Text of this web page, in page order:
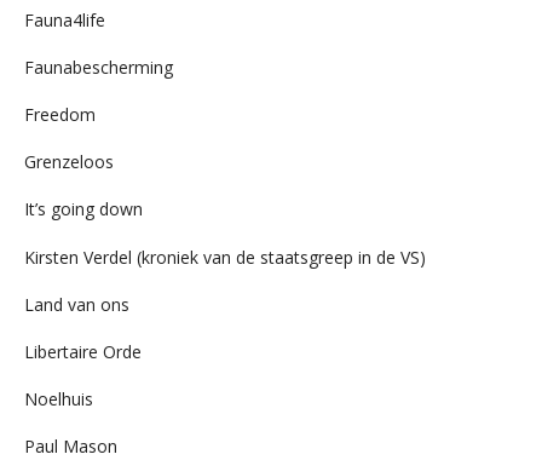
Fauna4life
Faunabescherming
Freedom
Grenzeloos
It’s going down
Kirsten Verdel (kroniek van de staatsgreep in de VS)
Land van ons
Libertaire Orde
Noelhuis
Paul Mason